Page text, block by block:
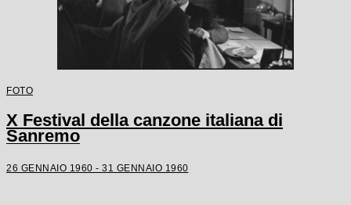
FOTO
X Festival della canzone italiana di
Sanremo
26 GENNAIO 1960 - 31 GENNAIO 1960